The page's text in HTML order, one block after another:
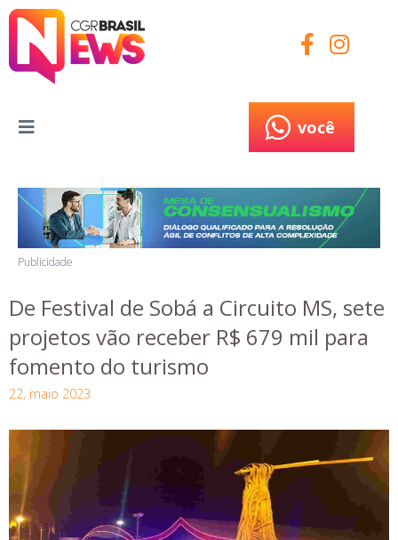
você
Publicidade
De Festival de Sobá a Circuito MS, sete
projetos vão receber R$ 679 mil para
fomento do turismo
22, maio 2023